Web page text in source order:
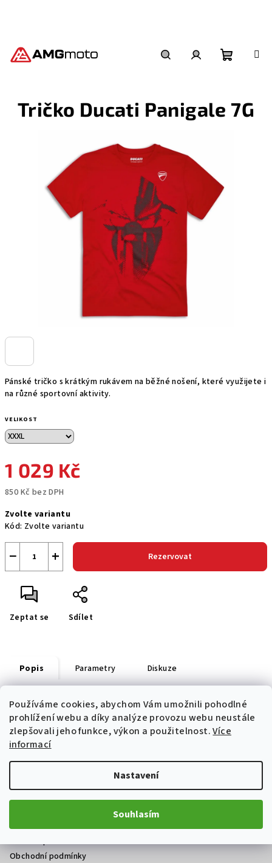
Používáme cookies, abychom Vám umožnili pohodlné
prohlížení webu a díky analýze provozu webu neustále
zlepšovali jeho funkce, výkon a použitelnost.Více
informací
Nastavení
Souhlasím
košík
Pánské tričko s krátkým rukávem na běžné nošení, které využijete i
na různé sportovní aktivity.
VELIKOST
1 029 Kč
850 Kč bez DPH
cena:
Zvolte variantu
Kód: Zvolte variantu
+
− Rezervovat
Zeptat se Sdílet
Tričko Ducati Panigale 7G
Popis Parametry Diskuze
s potiskem na přední straně
í
Informace pro vás
Prodej a servis motocyklů Ostrava
Jak nakupovat
Obchodní podmínky